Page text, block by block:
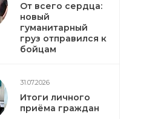
От всего сердца:
новый
гуманитарный
груз отправился к
бойцам
31.07.2026
Итоги личного
приёма граждан